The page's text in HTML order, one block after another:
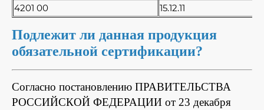
4201 00
15.12.11
Подлежит ли данная продукция
обязательной сертификации?
Согласно постановлению ПРАВИТЕЛЬСТВА
РОССИЙСКОЙ ФЕДЕРАЦИИ от 23 декабря